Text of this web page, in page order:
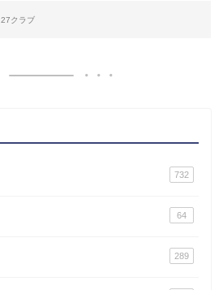
27クラブ
732
64
289